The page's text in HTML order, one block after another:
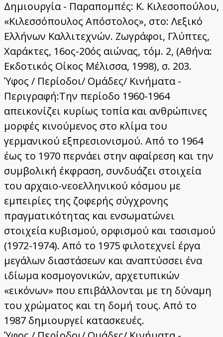
Δημιουργία - Παραπομπές: Κ. Κιλεσοπούλου,
«Κιλεσσόπουλος Απόστολος», στο: Λεξικό
Ελλήνων Καλλιτεχνών. Ζωγράφοι, Γλύπτες,
Χαράκτες, 16ος-20ός αιώνας, τόμ. 2, (Αθήνα:
Εκδοτικός Οίκος Μέλισσα, 1998), σ. 203.
Ύφος / Περίοδοι/ Ομάδες/ Κινήματα -
Περιγραφή:Την περίοδο 1960-1964
απεικονίζει κυρίως τοπία και ανθρώπινες
μορφές κινούμενος στο κλίμα του
γερμανικού εξπρεσιονισμού. Από το 1964
έως το 1970 περνάει στην αφαίρεση και την
συμβολική έκφραση, συνδυάζει στοιχεία
του αρχαιο-νεοελληνικού κόσμου με
εμπειρίες της ζοφερής σύγχρονης
πραγματικότητας και ενσωματώνει
στοιχεία κυβισμού, ορφισμού και τασισμού
(1972-1974). Από το 1975 φιλοτεχνεί έργα
μεγάλων διαστάσεων και αναπτύσσει ένα
ιδίωμα κοσμογονικών, αρχετυπικών
«εικόνων» που επιβάλλονται με τη δύναμη
του χρώματος και τη δομή τους. Από το
1987 δημιουργεί κατασκευές.